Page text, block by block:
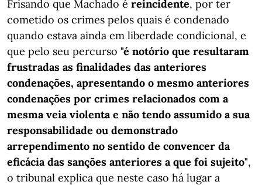
Frisando que Machado é reincidente, por ter
cometido os crimes pelos quais é condenado
quando estava ainda em liberdade condicional, e
que pelo seu percurso "é notório que resultaram
frustradas as finalidades das anteriores
condenações, apresentando o mesmo anteriores
condenações por crimes relacionados com a
mesma veia violenta e não tendo assumido a sua
responsabilidade ou demonstrado
arrependimento no sentido de convencer da
eficácia das sanções anteriores a que foi sujeito",
o tribunal explica que neste caso há lugar a